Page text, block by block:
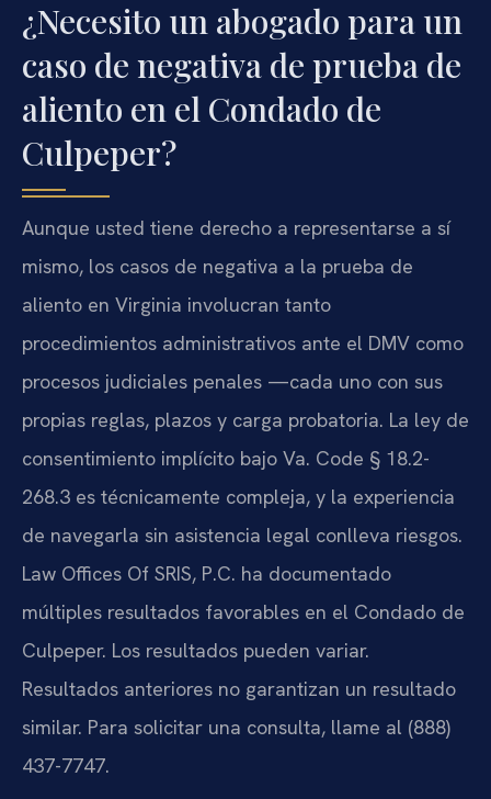
¿Necesito un abogado para un
caso de negativa de prueba de
aliento en el Condado de
Culpeper?
Aunque usted tiene derecho a representarse a sí
mismo, los casos de negativa a la prueba de
aliento en Virginia involucran tanto
procedimientos administrativos ante el DMV como
procesos judiciales penales —cada uno con sus
propias reglas, plazos y carga probatoria. La ley de
consentimiento implícito bajo Va. Code § 18.2-
268.3 es técnicamente compleja, y la experiencia
de navegarla sin asistencia legal conlleva riesgos.
Law Offices Of SRIS, P.C. ha documentado
múltiples resultados favorables en el Condado de
Culpeper. Los resultados pueden variar.
Resultados anteriores no garantizan un resultado
similar. Para solicitar una consulta, llame al (888)
437-7747.